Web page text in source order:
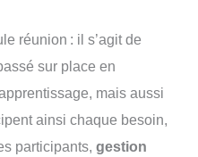
réunion : il s’agit de
sur place en
mais aussi
ainsi chaque besoin,
participants, gestion